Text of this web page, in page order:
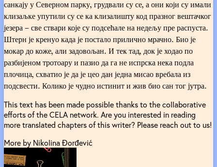
This text has been made possible thanks to the collaborative
efforts of the CELA network. Are you interested in reading
more translated chapters of this writer? Please reach out to us!
More by Nikolina Đorđević